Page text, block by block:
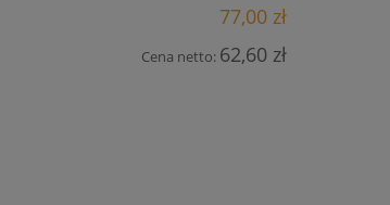
77,00 zł
Cena netto: 62,60 zł